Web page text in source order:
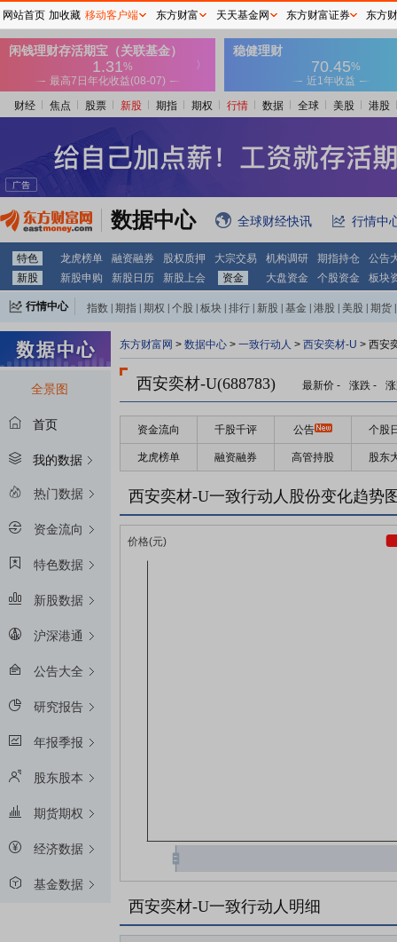
财经 焦点 股票 新股 期指 期权 行情 数据 全球 美股 港股
数据中心 全球财经快讯 行情中
特色 龙虎榜单 融资融券 股权质押 大宗交易 机构调研 期指持仓
公告
新股
新股申购 新股日历 新股上会 资金 大盘资金 个股资金 板块
行情中心 指数 期指 期权 个股 板块 排行 新股 基金 港股 美股 期货
全景图
首页
我的数据
热门数据
资金流向
特色数据
新股数据
沪深港通
公告大全
研究报告
年报季报
股东股本
期货期权
经济数据
基金数据
东方财富网 > 数据中心 > 一致行动人 > 西安奕材-U > 西安
西安奕材-U(688783) 最新价 - 涨跌 -
资金流向 千股千评 公告 个股
龙虎榜单 融资融券 高管持股 股东
西安奕材-U一致行动人股份变化趋势
西安奕材-U一致行动人明细
网站首页 加收藏 移动客户端 东方财富 天天基金网 东方财富证券 东方